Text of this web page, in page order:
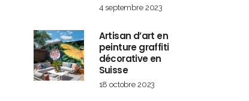
4 septembre 2023
Artisan d’art en
peinture graffiti
décorative en
Suisse
18 octobre 2023